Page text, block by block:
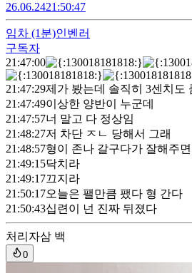
26.06.2421:50:47
임차 (1분)인벤러
구독자
21:47:00
21:47:29제가 봤는데 솔직히 3센치도
21:47:49이상한 양반이 누군데
21:47:57너 말고 다 정상임
21:48:27저 차단 ㅈㄴ 당해서 그래
21:48:57형이 존나 갈구다가 잘해주
21:49:15닥치라
21:49:17끄지라
21:50:17오늘은 팰만큼 팼다 형 간다
21:50:43십련이 넌 진짜 뒤졌다
처리자삼 백
0